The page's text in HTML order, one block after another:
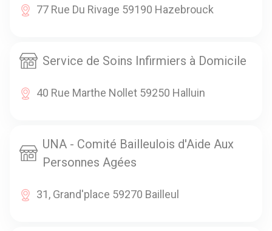
77 Rue Du Rivage 59190 Hazebrouck
Service de Soins Infirmiers à Domicile
40 Rue Marthe Nollet 59250 Halluin
UNA - Comité Bailleulois d'Aide Aux
Personnes Agées
31, Grand'place 59270 Bailleul